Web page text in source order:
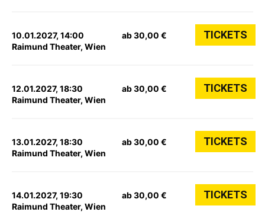
10.01.2027, 14:00
Raimund Theater, Wien
ab 30,00 € TICKETS
12.01.2027, 18:30
Raimund Theater, Wien
ab 30,00 € TICKETS
13.01.2027, 18:30
Raimund Theater, Wien
ab 30,00 € TICKETS
14.01.2027, 19:30
Raimund Theater, Wien
ab 30,00 € TICKETS